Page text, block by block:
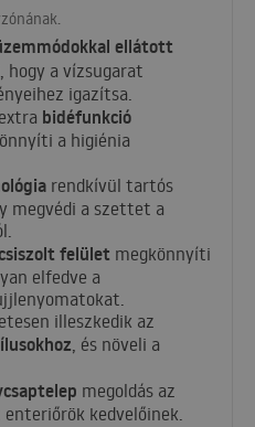
ellátott
hogy a vízsugarat
igazítsa.
bidéfunkció
a higiénia
rendkívül tartós
megvédi a szettet a
felület megkönnyíti
elfedve a
illeszkedik az
, és növeli a
megoldás az
kedvelőinek.